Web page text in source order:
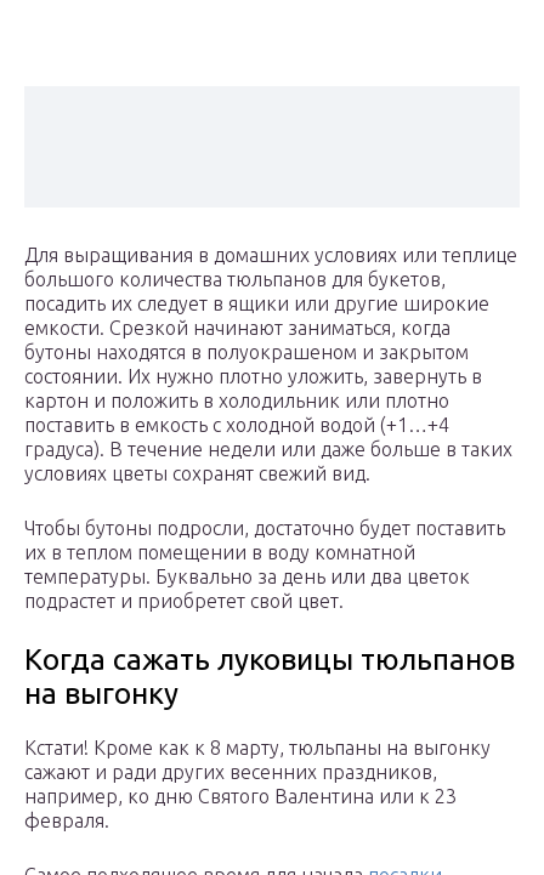
Для выращивания в домашних условиях или теплице
большого количества тюльпанов для букетов,
посадить их следует в ящики или другие широкие
емкости. Срезкой начинают заниматься, когда
бутоны находятся в полуокрашеном и закрытом
состоянии. Их нужно плотно уложить, завернуть в
картон и положить в холодильник или плотно
поставить в емкость с холодной водой (+1…+4
градуса). В течение недели или даже больше в таких
условиях цветы сохранят свежий вид.
Чтобы бутоны подросли, достаточно будет поставить
их в теплом помещении в воду комнатной
температуры. Буквально за день или два цветок
подрастет и приобретет свой цвет.
Когда сажать луковицы тюльпанов
на выгонку
Кстати! Кроме как к 8 марту, тюльпаны на выгонку
сажают и ради других весенних праздников,
например, ко дню Святого Валентина или к 23
февраля.